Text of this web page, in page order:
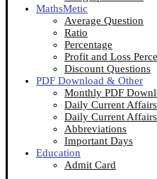
MathsMetic
Average Question
Ratio
Percentage
Profit and Loss
Discount Questions
PDF Download & Other
Monthly PDF
Daily Current
Daily Current
Abbreviations
Important Days
Education
Admit Card